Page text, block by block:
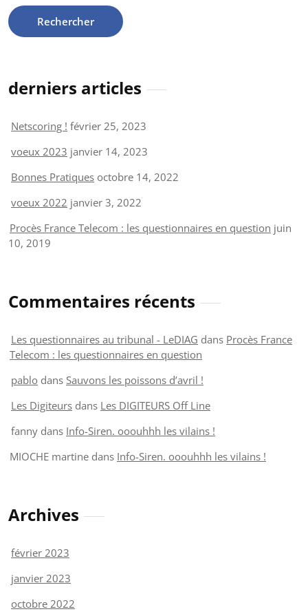
derniers articles
Netscoring ! février 25, 2023
voeux 2023 janvier 14, 2023
Bonnes Pratiques octobre 14, 2022
voeux 2022 janvier 3, 2022
Procès France Telecom : les questionnaires en question juin
10, 2019
Commentaires récents
Les questionnaires au tribunal - LeDIAG dans Procès France
Telecom : les questionnaires en question
pablo dans Sauvons les poissons d’avril !
Les Digiteurs dans Les DIGITEURS Off Line
fanny dans Info-Siren. ooouhhh les vilains !
MIOCHE martine dans Info-Siren. ooouhhh les vilains !
Archives
février 2023
janvier 2023
octobre 2022